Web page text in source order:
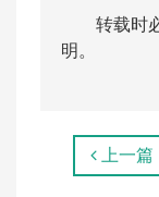
转载时
明。
上一篇